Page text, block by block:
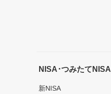
NISA･つみたてNISA
新NISA